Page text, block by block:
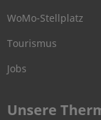
WoMo-Stellplatz
Tourismus
Jobs
Unsere